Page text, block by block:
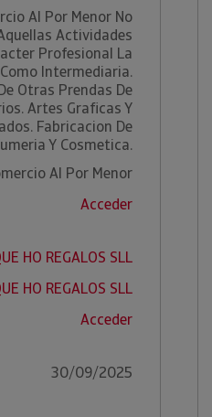
Al Por Menor No
Actividades
Profesional La
Intermediaria.
Otras Prendas De
Artes Graficas Y
Fabricacion De
Y Cosmetica.
Al Por Menor
Acceder
HO REGALOS SLL
HO REGALOS SLL
Acceder
30/09/2025